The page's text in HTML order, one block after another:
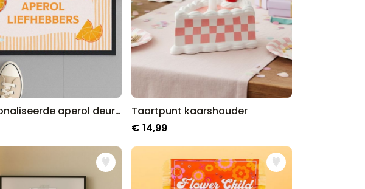
Gepersonaliseerde aperol deurmat
Taartpunt kaarshouder
€ 14,99